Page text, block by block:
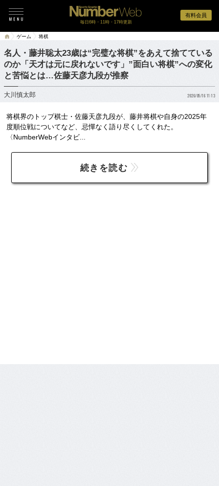
有料会員
毎日6時・11時・17時更新
ゲーム 将棋
名人・藤井聡太23歳は“完璧な将棋”をあえて捨てている
のか「天才は元に戻れないです」”面白い将棋”への変化
と苦悩とは…佐藤天彦九段が推察
大川慎太郎 2026/05/16 11:13
将棋界のトップ棋士・佐藤天彦九段が、藤井将棋や自身の2025年
度順位戦についてなど、忌憚なく語り尽くしてくれた。
〈NumberWebインタビ...
続きを読む